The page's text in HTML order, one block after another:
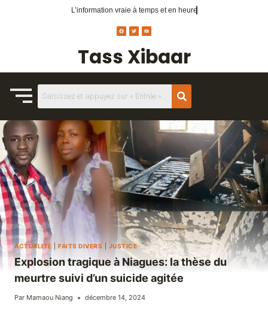
Tass Xibaar
L’information vraie à temps et en heure
ACTUALITÉ FAITS DIVERS JUSTICE
Explosion tragique à Niagues: la thèse du
meurtre suivi d’un suicide agitée
Par Mamaou Niang décembre 14, 2024